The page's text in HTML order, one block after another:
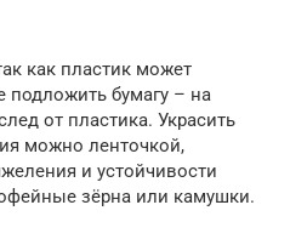
как пластик может
подложить бумагу – на
от пластика. Украсить
можно ленточкой,
и устойчивости
зёрна или камушки.